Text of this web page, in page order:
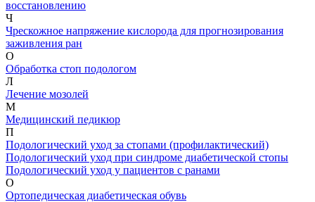
восстановлению
Ч
Чрескожное напряжение кислорода для прогнозирования
заживления ран
О
Обработка стоп подологом
Л
Лечение мозолей
М
Медицинский педикюр
П
Подологический уход за стопами (профилактический)
Подологический уход при синдроме диабетической стопы
Подологический уход у пациентов с ранами
О
Ортопедическая диабетическая обувь